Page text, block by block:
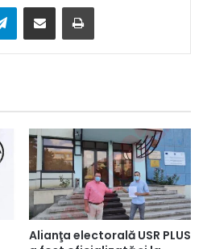
Telegram
Alianţa electorală USR PLUS